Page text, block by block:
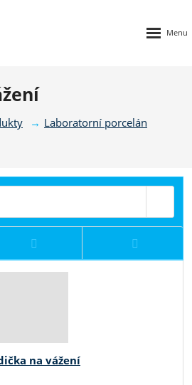
Laboratorní porcelán
na vážení